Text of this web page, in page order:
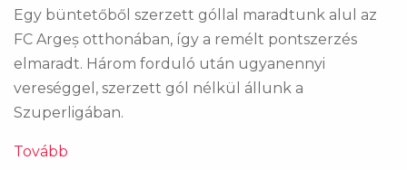
Egy büntetőből szerzett góllal maradtunk alul az
FC Argeș otthonában, így a remélt pontszerzés
elmaradt. Három forduló után ugyanennyi
vereséggel, szerzett gól nélkül állunk a
Szuperligában.
Tovább